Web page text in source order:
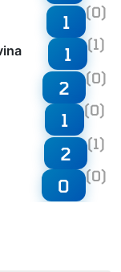
1 (0)
1 (1)
2 (0)
1 (0)
2 (1)
0 (0)